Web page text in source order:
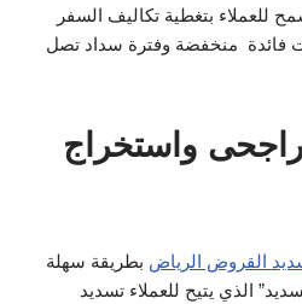
للعملاء بتغطية تكاليف السفر
فائدة منخفضة وفترة سداد تصل
واستخراج
القروض الرياض بطريقة سهلة
الذي يتيح للعملاء تسديد